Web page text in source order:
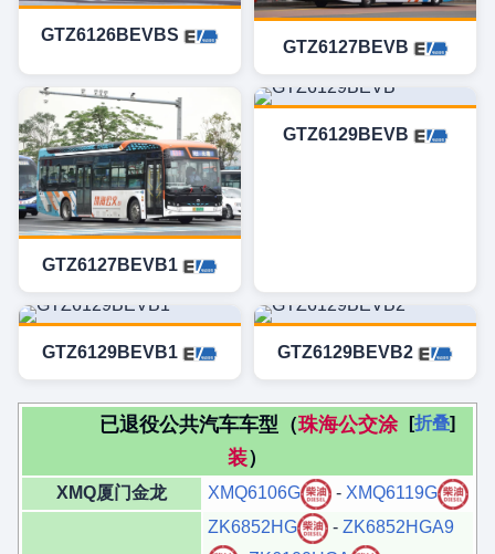
GTZ6126BEVBS
GTZ6127BEVB
GTZ6127BEVB1
GTZ6129BEVB
GTZ6129BEVB1 GTZ6129BEVB2
折叠
已退役公共汽车车型（珠海公交涂
装）
XMQ厦门金龙 XMQ6106G - XMQ6119G
ZK6852HG - ZK6852HGA9